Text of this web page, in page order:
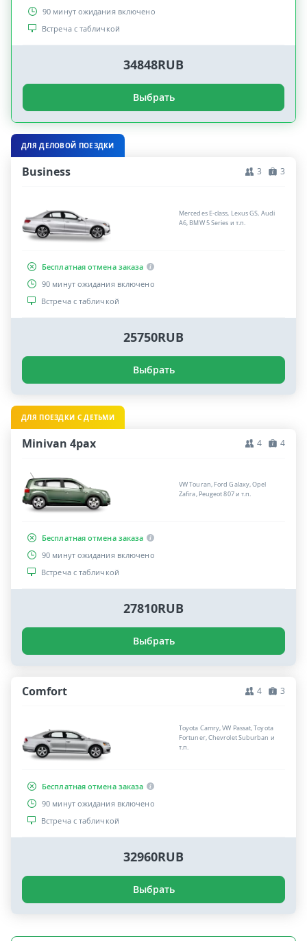
90 минут ожидания включено
Встреча с табличкой
34848RUB
Выбрать
ДЛЯ ДЕЛОВОЙ ПОЕЗДКИ
Business 3 3
Mercedes E-class, Lexus GS, Audi
A6, BMW 5 Series и т.п.
Бесплатная отмена заказа
90 минут ожидания включено
Встреча с табличкой
25750RUB
Выбрать
ДЛЯ ПОЕЗДКИ С ДЕТЬМИ
Minivan 4pax 4 4
VW Touran, Ford Galaxy, Opel
Zafira, Peugeot 807 и т.п.
Бесплатная отмена заказа
90 минут ожидания включено
Встреча с табличкой
27810RUB
Выбрать
Comfort 4 3
Toyota Camry, VW Passat, Toyota
Fortuner, Chevrolet Suburban и
т.п.
Бесплатная отмена заказа
90 минут ожидания включено
Встреча с табличкой
32960RUB
Выбрать